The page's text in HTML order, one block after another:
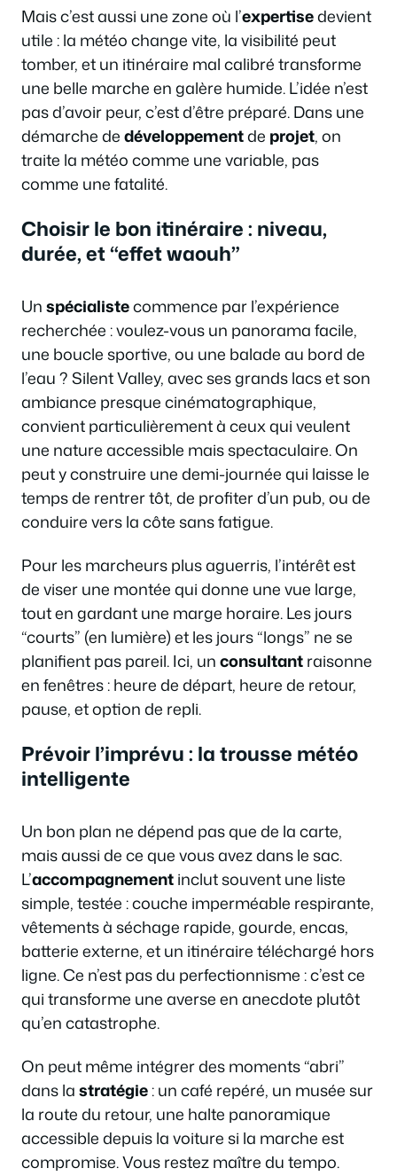
Mais c’est aussi une zone où l’expertisedevient
utile : la météo change vite, la visibilité peut
tomber, et un itinéraire mal calibré transforme
une belle marche en galère humide. L’idée n’est
pas d’avoir peur, c’est d’être préparé. Dans une
démarche dedéveloppementde projet, on
traite la météo comme une variable, pas
comme une fatalité.
Choisir le bon itinéraire : niveau,
durée, et “effet waouh”
Unspécialistecommence par l’expérience
recherchée : voulez-vous un panorama facile,
une boucle sportive, ou une balade au bord de
l’eau ? Silent Valley, avec ses grands lacs et son
ambiance presque cinématographique,
convient particulièrement à ceux qui veulent
une nature accessible mais spectaculaire. On
peut y construire une demi-journée qui laisse le
temps de rentrer tôt, de profiter d’un pub, ou de
conduire vers la côte sans fatigue.
Pour les marcheurs plus aguerris, l’intérêt est
de viser une montée qui donne une vue large,
tout en gardant une marge horaire. Les jours
“courts” (en lumière) et les jours “longs” ne se
planifient pas pareil. Ici, unconsultantraisonne
en fenêtres : heure de départ, heure de retour,
pause, et option de repli.
Prévoir l’imprévu : la trousse météo
intelligente
Un bon plan ne dépend pas que de la carte,
mais aussi de ce que vous avez dans le sac.
L’accompagnementinclut souvent une liste
simple, testée : couche imperméable respirante,
vêtements à séchage rapide, gourde, encas,
batterie externe, et un itinéraire téléchargé hors
ligne. Ce n’est pas du perfectionnisme : c’est ce
qui transforme une averse en anecdote plutôt
qu’en catastrophe.
On peut même intégrer des moments “abri”
dans lastratégie: un café repéré, un musée sur
la route du retour, une halte panoramique
accessible depuis la voiture si la marche est
compromise. Vous restez maître du tempo.